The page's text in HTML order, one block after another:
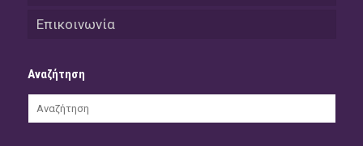
Επικοινωνία
Αναζήτηση